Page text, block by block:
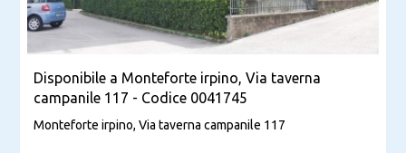
Disponibile a Monteforte irpino, Via taverna
campanile 117 - Codice 0041745
Monteforte irpino, Via taverna campanile 117